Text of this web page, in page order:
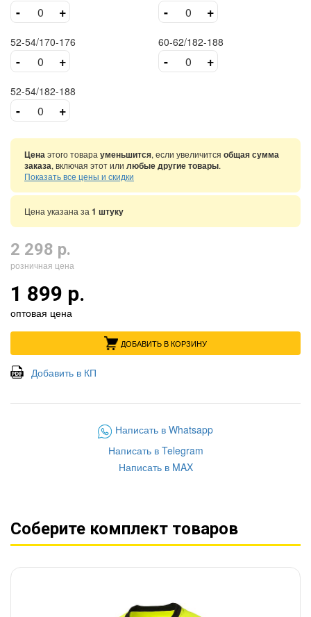
- +
52-54/170-176
- +
52-54/182-188
- +
- +
60-62/182-188
- +
Ценаэтого товара уменьшится, если увеличится общая сумма
заказа, включая этот или любые другие товары.
Показать все цены и скидки
Цена указана за 1 штуку
2 298 р.
розничная цена
1 899 р.
оптовая цена
ДОБАВИТЬ В КОРЗИНУ
Добавить в КП
Написать в Whatsapp
Написать в Telegram
Написать в MAX
Соберите комплект товаров